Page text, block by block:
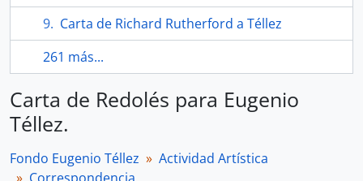
Carta de Richard Rutherford a Téllez
261 más...
Carta de Redolés para Eugenio
Téllez.
Fondo Eugenio Téllez
Actividad Artística